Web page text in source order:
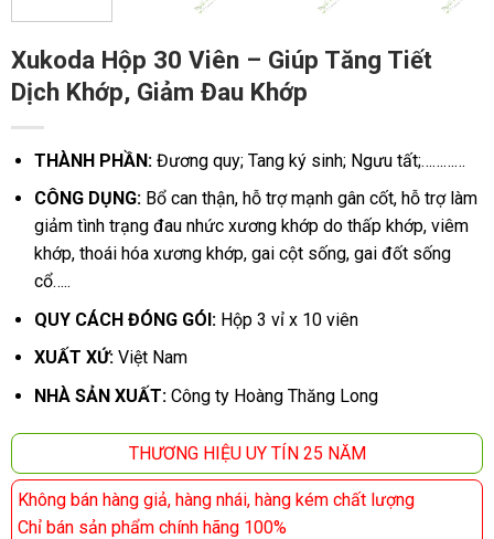
Xukoda Hộp 30 Viên – Giúp Tăng Tiết
Dịch Khớp, Giảm Đau Khớp
THÀNH PHẦN: Đương quy; Tang ký sinh; Ngưu tất;…………
CÔNG DỤNG: Bổ can thận, hỗ trợ mạnh gân cốt, hỗ trợ làm
giảm tình trạng đau nhức xương khớp do thấp khớp, viêm
khớp, thoái hóa xương khớp, gai cột sống, gai đốt sống
cổ…..
QUY CÁCH ĐÓNG GÓI: Hộp 3 vỉ x 10 viên
XUẤT XỨ: Việt Nam
NHÀ SẢN XUẤT: Công ty Hoàng Thăng Long
THƯƠNG HIỆU UY TÍN 25 NĂM
Không bán hàng giả, hàng nhái, hàng kém chất lượng
Chỉ bán sản phẩm chính hãng 100%